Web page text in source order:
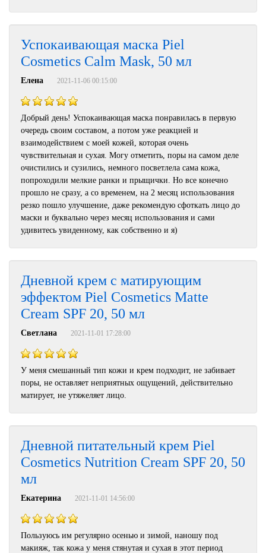
Успокаивающая маска Piel
Cosmetics Calm Mask, 50 мл
Елена 2021-11-06 00:15:00
Добрый день! Успокаивающая маска понравилась в первую
очередь своим составом, а потом уже реакцией и
взаимодействием с моей кожей, которая очень
чувствительная и сухая. Могу отметить, поры на самом деле
очистились и сузились, немного посветлела сама кожа,
попроходили мелкие ранки и прыщички. Но все конечно
прошло не сразу, а со временем, на 2 месяц использования
резко пошло улучшение, даже рекомендую сфоткать лицо до
маски и буквально через месяц использования и сами
удивитесь увиденному, как собственно и я)
Дневной крем c матирующим
эффектом Piel Cosmetics Matte
Cream SPF 20, 50 мл
Светлана 2021-11-01 17:28:00
У меня смешанный тип кожи и крем подходит, не забивает
поры, не оставляет неприятных ощущений, действительно
матирует, не утяжеляет лицо.
Дневной питательный крем Piel
Cosmetics Nutrition Cream SPF 20, 50
мл
Екатерина 2021-11-01 14:56:00
Пользуюсь им регулярно осенью и зимой, наношу под
макияж, так кожа у меня стянутая и сухая в этот период